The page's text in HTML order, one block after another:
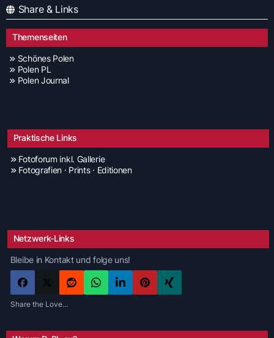
Share & Links
Themenseiten
Schönes Polen
Polen PL
Polen Journal
Praktische Links
Fotoforum inkl. Gallerie
Fotografien · Prints · Editionen
Netzwerk-Links
Bleibe in Kontakt und folge uns!
Share the Love...